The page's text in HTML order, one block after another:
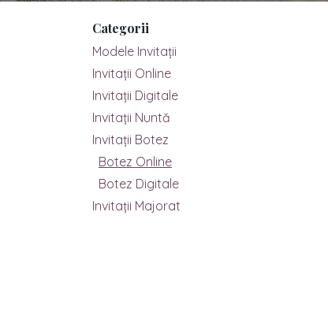
Categorii
Modele Invitații
Invitații Online
Invitații Digitale
Invitații Nuntă
Invitații Botez
Botez Online
Botez Digitale
Invitaţii Majorat